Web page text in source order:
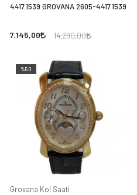
4417.1539 GROVANA 2605-4417.1539
7.145,00 14.290,00
%50
Grovana Kol Saati